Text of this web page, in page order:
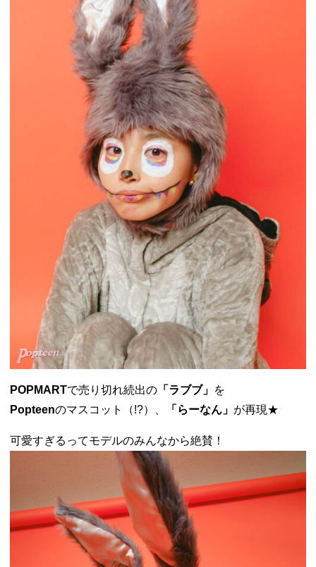
POPMARTで売り切れ続出の 「ラブブ」 を
Popteenのマスコット（!?）、 「らーなん」 が再現★
可愛すぎるってモデルのみんなから絶賛！